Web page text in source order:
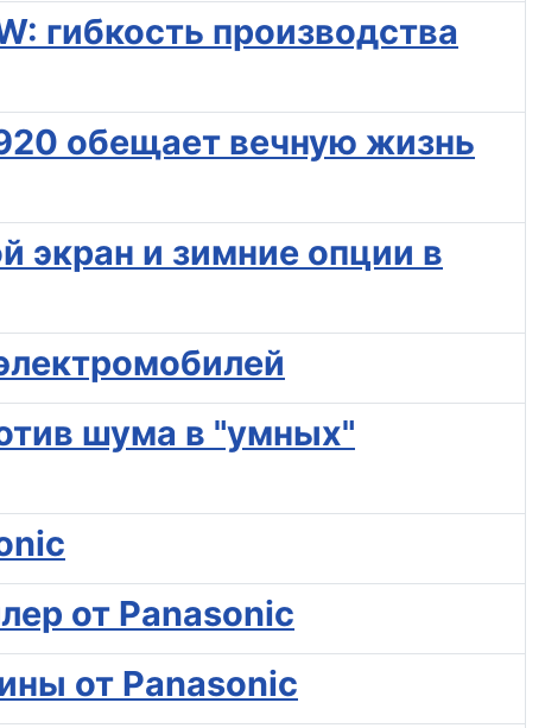
гибкость производства
обещает вечную жизнь
экран и зимние опции в
шума в "умных"
от Panasonic
от Panasonic